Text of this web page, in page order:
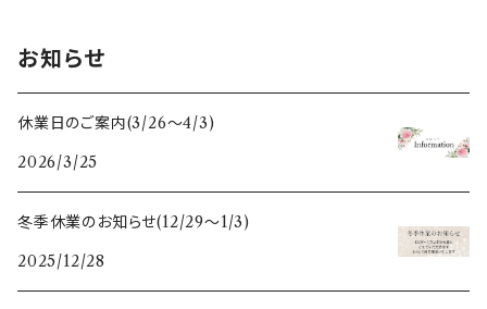
フォトフレーム・写真立て
鏡
ガラスベース(花瓶、燭台)
カレンダー
スペイン
ポーランド
スウェーデン
干支セット
すべての木のぬくもり雑貨
お知らせ
休業日のご案内(3/26〜4/3)
2026/3/25
冬季休業のお知らせ(12/29〜1/3)
2025/12/28